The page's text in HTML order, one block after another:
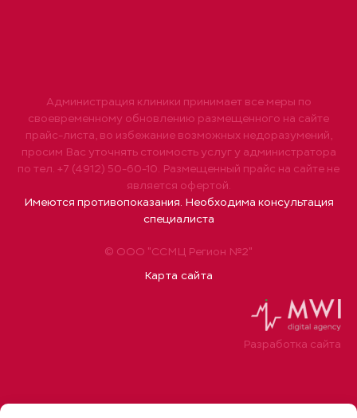
© ООО "ССМЦ Регион №2"
Карта сайта
Администрация клиники принимает все меры по
своевременному обновлению размещенного на сайте
прайс-листа, во избежание возможных недоразумений,
просим Вас уточнять стоимость услуг у администратора
по тел. +7 (4912) 50-60-10. Размещенный прайс на сайте не
является офертой.
Имеются противопоказания. Необходима консультация
специалиста
Разработка сайта